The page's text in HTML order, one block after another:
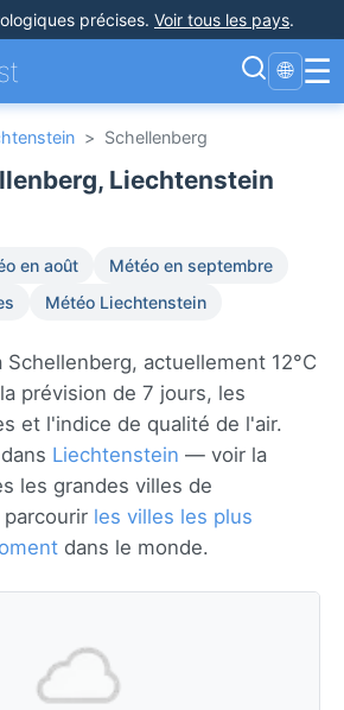
précises. Voir tous les pays.
🌐 ☰
> Schellenberg
Liechtenstein
en août
Météo en septembre
Météo Liechtenstein
actuellement 12°C
prévision de 7 jours, les
et l'indice de qualité de l'air.
Liechtenstein — voir la
les grandes villes de
parcourir les villes les plus
dans le monde.